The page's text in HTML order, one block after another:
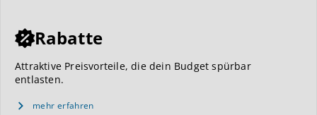
Rabatte
Attraktive Preisvorteile, die dein Budget spürbar
entlasten.
mehr erfahren